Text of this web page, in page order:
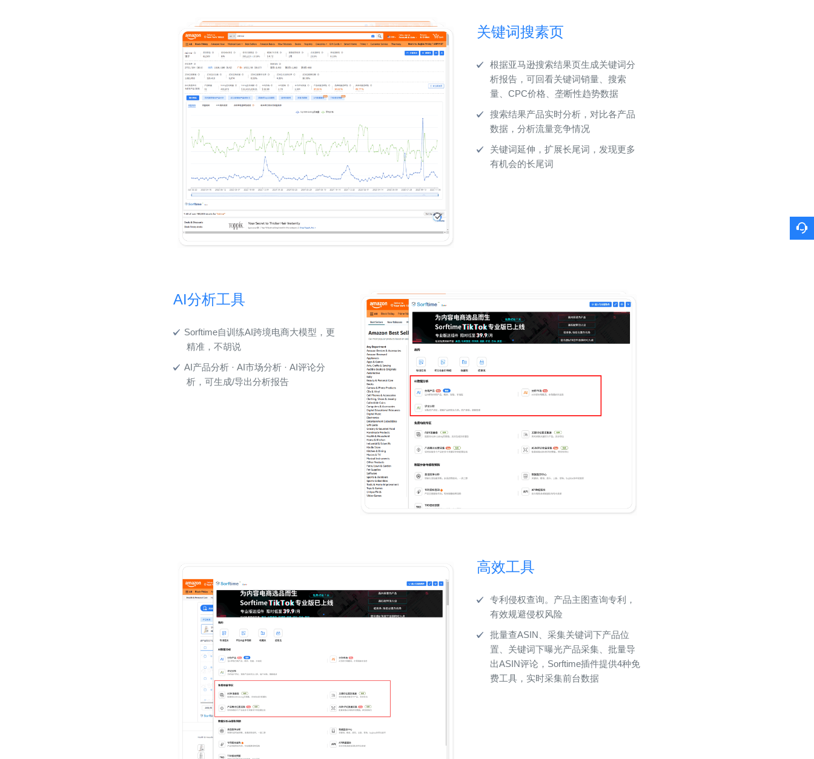
关键词搜素页
根据亚马逊搜索结果页生成关键词分
析报告，可回看关键词销量、搜索
量、CPC价格、垄断性趋势数据
搜索结果产品实时分析，对比各产品
数据，分析流量竞争情况
关键词延伸，扩展长尾词，发现更多
有机会的长尾词
AI分析工具
Sorftime自训练AI跨境电商大模型，更
精准，不胡说
AI产品分析 · AI市场分析 · AI评论分
析，可生成/导出分析报告
高效工具
专利侵权查询。产品主图查询专利，
有效规避侵权风险
批量查ASIN、采集关键词下产品位
置、关键词下曝光产品采集、批量导
出ASIN评论，Sorftime插件提供4种免
费工具，实时采集前台数据